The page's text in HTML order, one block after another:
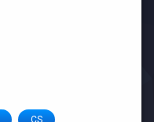
CS